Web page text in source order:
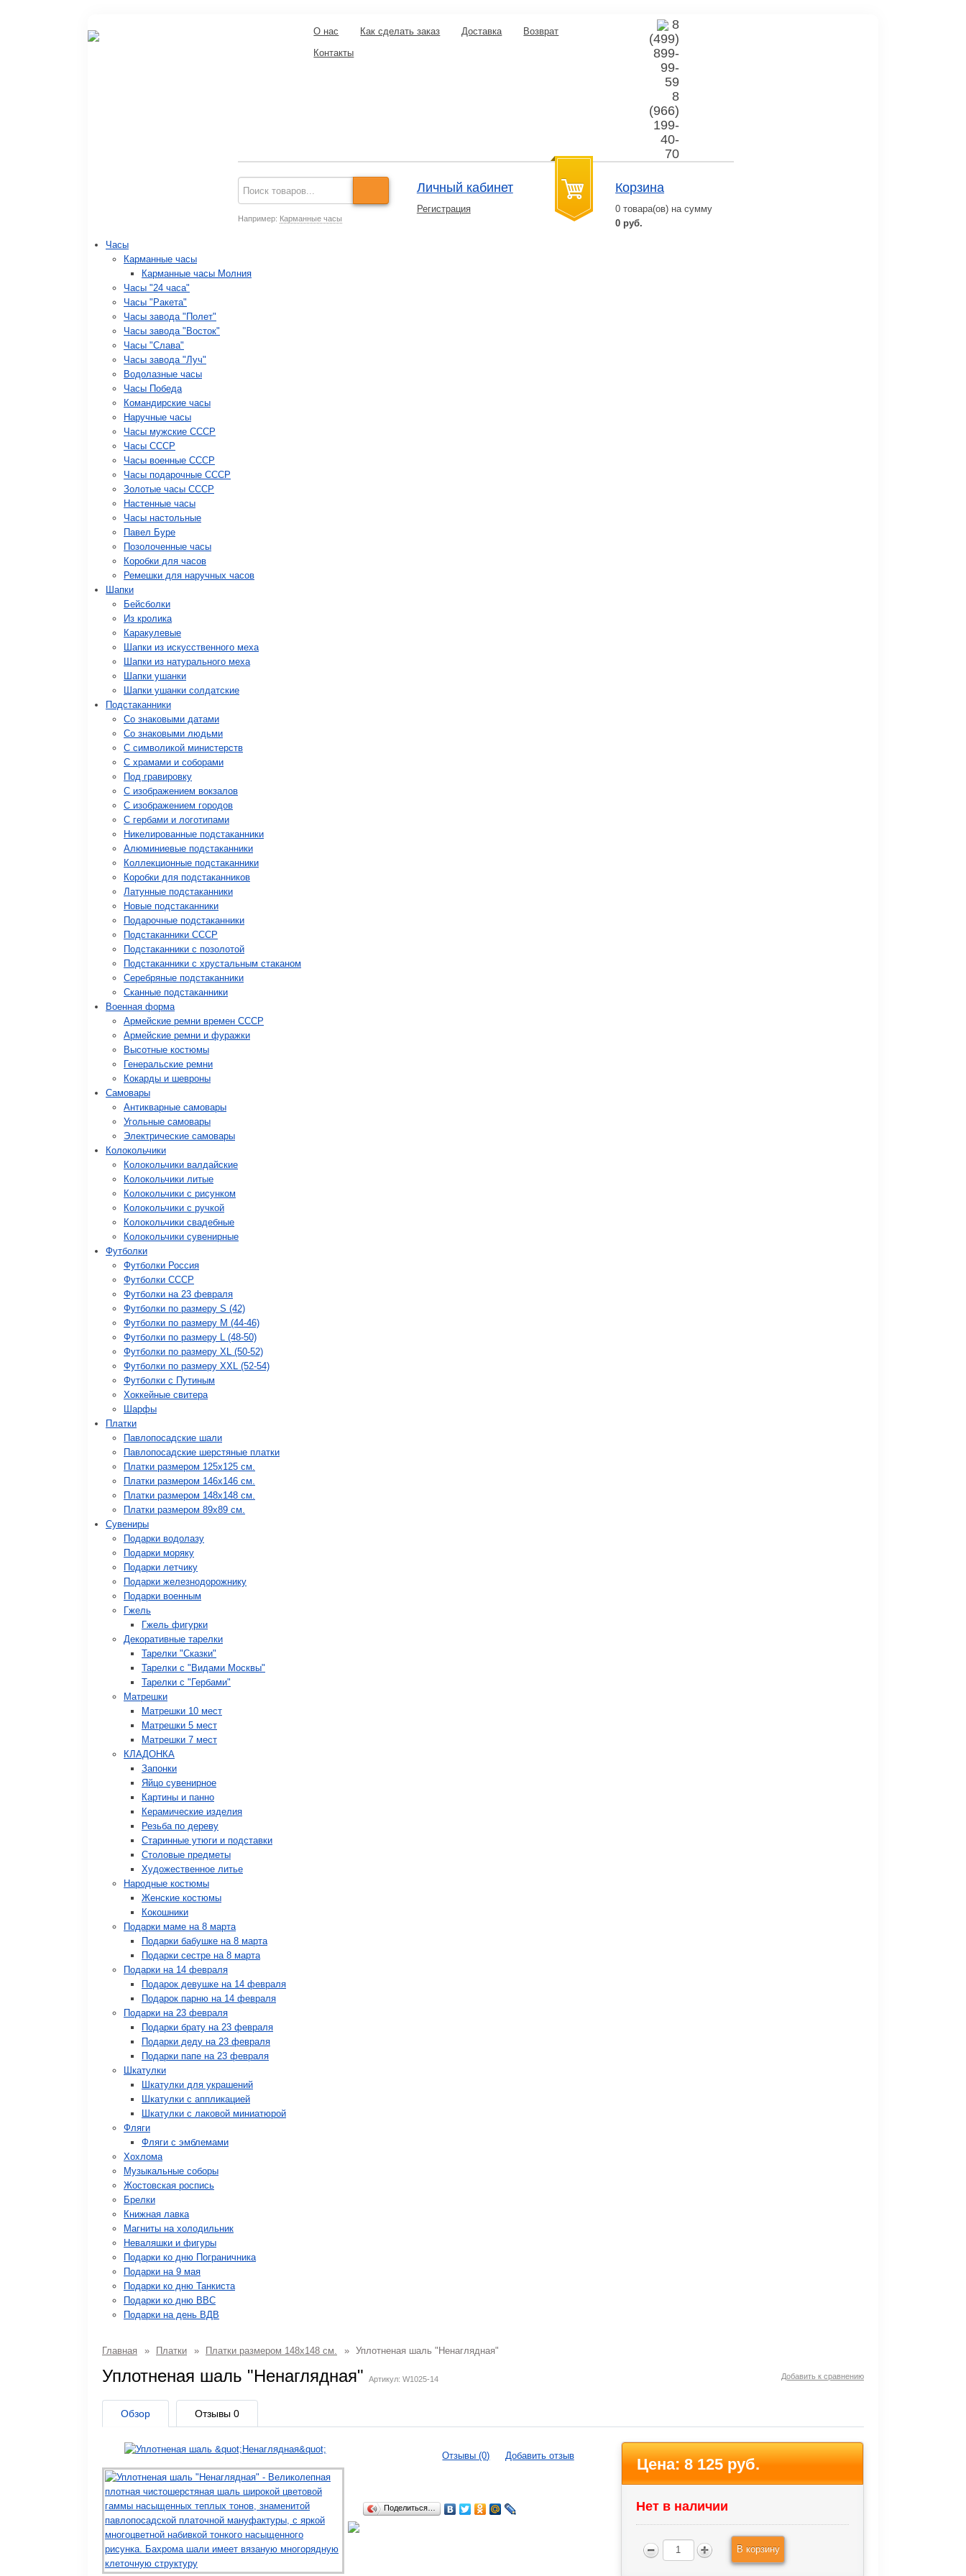
О нас Как сделать заказ Доставка
Возврат
Контакты
8
(499)
899-
99-
59
8
(966)
199-
40-
70
Например: Карманные часы
Личный кабинет
Регистрация
Корзина
0 товара(ов) на сумму
0 руб.
Часы
Карманные часы
Карманные часы Молния
Часы "24 часа"
Часы "Ракета"
Часы завода "Полет"
Часы завода "Восток"
Часы "Слава"
Часы завода "Луч"
Водолазные часы
Часы Победа
Командирские часы
Наручные часы
Часы мужские СССР
Часы СССР
Часы военные СССР
Часы подарочные СССР
Золотые часы СССР
Настенные часы
Часы настольные
Павел Буре
Позолоченные часы
Коробки для часов
Ремешки для наручных часов
Шапки
Бейсболки
Из кролика
Каракулевые
Шапки из искусственного меха
Шапки из натурального меха
Шапки ушанки
Шапки ушанки солдатские
Подстаканники
Со знаковыми датами
Cо знаковыми людьми
C символикой министерств
C храмами и соборами
Под гравировку
С изображением вокзалов
С изображением городов
С гербами и логотипами
Никелированные подстаканники
Алюминиевые подстаканники
Коллекционные подстаканники
Коробки для подстаканников
Латунные подстаканники
Новые подстаканники
Подарочные подстаканники
Подстаканники СССР
Подстаканники с позолотой
Подстаканники с хрустальным стаканом
Серебряные подстаканники
Сканные подстаканники
Военная форма
Армейские ремни времен СССР
Армейские ремни и фуражки
Высотные костюмы
Генеральские ремни
Кокарды и шевроны
Cамовары
Антикварные самовары
Угольные самовары
Электрические самовары
Колокольчики
Колокольчики валдайские
Колокольчики литые
Колокольчики с рисунком
Колокольчики с ручкой
Колокольчики свадебные
Колокольчики сувенирные
Футболки
Футболки Россия
Футболки СССР
Футболки на 23 февраля
Футболки по размеру S (42)
Футболки по размеру М (44-46)
Футболки по размеру L (48-50)
Футболки по размеру XL (50-52)
Футболки по размеру XXL (52-54)
Футболки с Путиным
Хоккейные свитера
Шарфы
Платки
Павлопосадские шали
Павлопосадские шерстяные платки
Платки размером 125х125 см.
Платки размером 146х146 см.
Платки размером 148х148 см.
Платки размером 89х89 см.
Сувениры
Подарки водолазу
Подарки моряку
Подарки летчику
Подарки железнодорожнику
Подарки военным
Гжель
Гжель фигурки
Декоративные тарелки
Тарелки "Сказки"
Тарелки с "Видами Москвы"
Тарелки с "Гербами"
Матрешки
Матрешки 10 мест
Матрешки 5 мест
Матрешки 7 мест
КЛАДОНКА
Запонки
Яйцо сувенирное
Картины и панно
Керамические изделия
Резьба по дереву
Старинные утюги и подставки
Столовые предметы
Художественное литье
Народные костюмы
Женские костюмы
Кокошники
Подарки маме на 8 марта
Подарки бабушке на 8 марта
Подарки сестре на 8 марта
Подарки на 14 февраля
Подарок девушке на 14 февраля
Подарок парню на 14 февраля
Подарки на 23 февраля
Подарки брату на 23 февраля
Подарки деду на 23 февраля
Подарки папе на 23 февраля
Шкатулки
Шкатулки для украшений
Шкатулки с аппликацией
Шкатулки с лаковой миниатюрой
Фляги
Фляги с эмблемами
Хохлома
Музыкальные соборы
Жостовская роспись
Брелки
Книжная лавка
Магниты на холодильник
Неваляшки и фигуры
Подарки ко дню Пограничника
Подарки на 9 мая
Подарки ко дню Танкиста
Подарки ко дню ВВС
Подарки на день ВДВ
Главная » Платки » Платки размером 148х148 см. » Уплотненая шаль "Ненаглядная"
Уплотненая шаль "Ненаглядная" Артикул: W1025-14 Добавить к сравнению
Обзор Отзывы 0
Отзывы (0) Добавить отзыв
Поделиться…
Цена:8 125 руб.
Нет в наличии
В корзину